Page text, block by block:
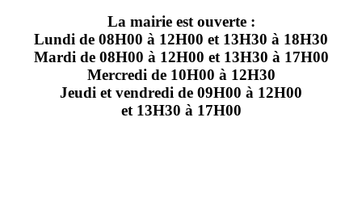
La mairie est ouverte :
Lundi de 08H00 à 12H00 et 13H30 à 18H30
Mardi de 08H00 à 12H00 et 13H30 à 17H00
Mercredi de 10H00 à 12H30
Jeudi et vendredi de 09H00 à 12H00
et 13H30 à 17H00